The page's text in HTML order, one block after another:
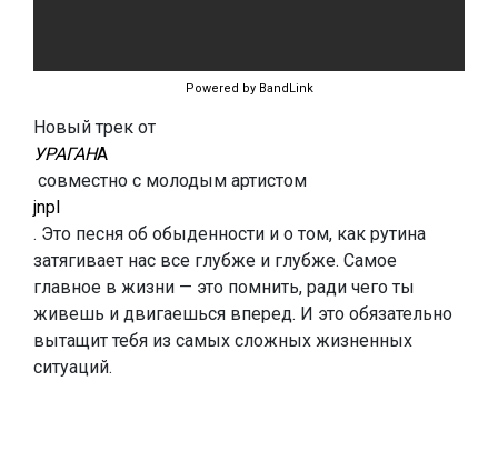
Powered by BandLink
Новый трек от
УРАГАНА
совместно с молодым артистом
jnpl
. Это песня об обыденности и о том, как рутина
затягивает нас все глубже и глубже. Самое
главное в жизни — это помнить, ради чего ты
живешь и двигаешься вперед. И это обязательно
вытащит тебя из самых сложных жизненных
ситуаций.